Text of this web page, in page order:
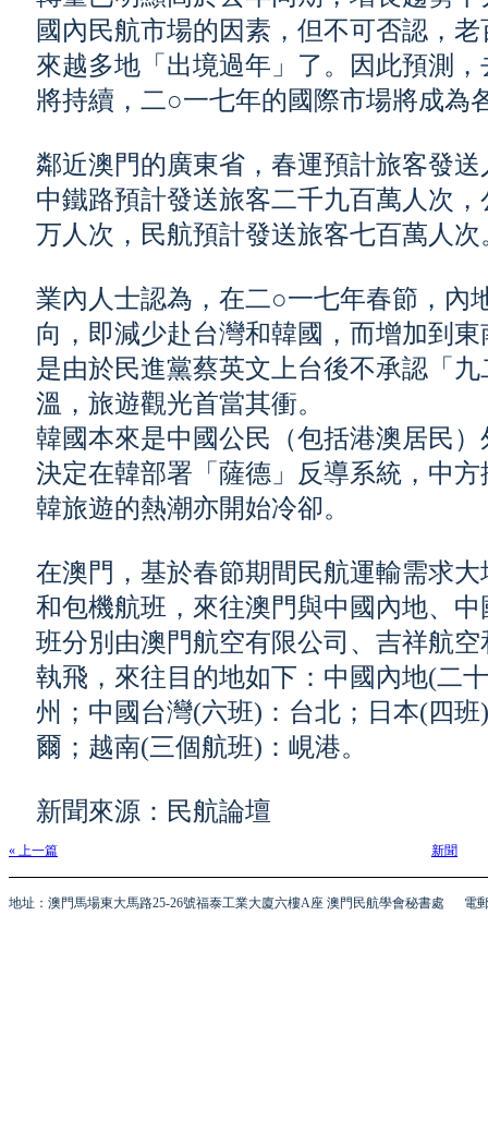
國內民航市場的因素，但不可否認，
來越多地「出境過年」了。因此預測
將持續，二○一七年的國際市場將成為
鄰近澳門的廣東省，春運預計旅客發
中鐵路預計發送旅客二千九百萬人次
万人次，民航預計發送旅客七百萬人次
業內人士認為，在二○一七年春節，內
向，即減少赴台灣和韓國，而增加到
是由於民進黨蔡英文上台後不承認「
溫，旅遊觀光首當其衝。
韓國本來是中國公民（包括港澳居民
決定在韓部署「薩德」反導系統，中
韓旅遊的熱潮亦開始冷卻。
在澳門，基於春節期間民航運輸需求
和包機航班，來往澳門與中國內地、
班分別由澳門航空有限公司、吉祥航
執飛，來往目的地如下：中國內地(二
州；中國台灣(六班)：台北；日本(四
爾；越南(三個航班)：峴港。
新聞來源：民航論壇
« 上一篇 新聞
地址：澳門馬場東大馬路25-26號福泰工業大廈六樓A座 澳門民航學會秘書處 電